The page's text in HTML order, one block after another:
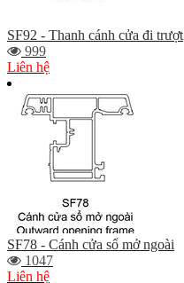
SF92 - Thanh cánh cửa đi trượt
999
Liên hệ
SF78 - Cánh cửa sổ mở ngoài
1047
Liên hệ